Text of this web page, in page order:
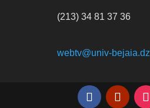
(213) 34 81 37 36
webtv@univ-bejaia.dz